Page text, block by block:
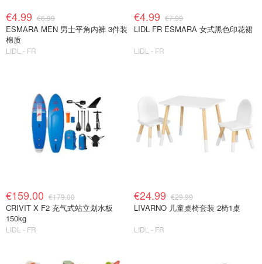
€4.99 €6.99
ESMARA MEN 男士平角内裤 3件装
棉质
LIDL - FR
€4.99 €7.99
LIDL FR ESMARA 女式黑色印花裙
LIDL - FR
€159.00 €179.00
CRIVIT X F2 充气式站立划水板
150kg
LIDL - FR
€24.99 €29.99
LIVARNO 儿童桌椅套装 2椅1桌
LIDL - FR